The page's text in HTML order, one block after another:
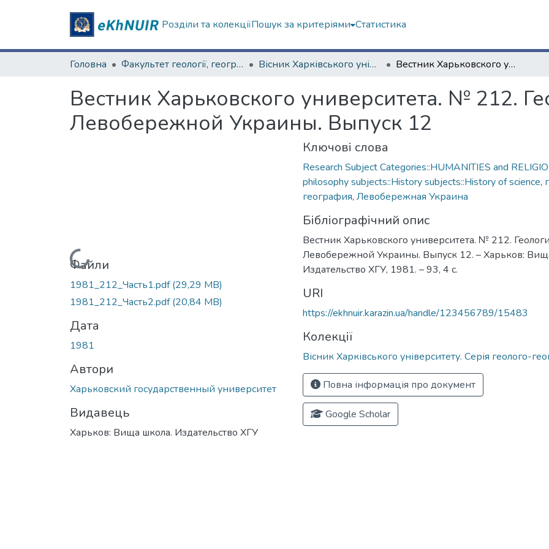
Розділи та колекціїПошук за критеріями Статистика
Головна Факультет геології, географіії, рекреації і туризму Вісник Харківського університету. Серія геолого-географічна Вестник Харьковского университета. № 212. Геология и география Левобережной Украины. Выпуск 12
Вестник Харьковского университета. № 212.
Левобережной Украины. Выпуск 12
Вантажиться...
Файли
1981_212_Часть1.pdf(29,29 MB)
1981_212_Часть2.pdf(20,84 MB)
Дата
1981
Автори
Харьковский государственный университет
Видавець
Харьков: Вища школа. Издательство ХГУ
Ключові слова
Research Subject Categories::HUMANITIES and
philosophy subjects::History subjects::History of science,
география, Левобережная Украина
Бібліографічний опис
Вестник Харьковского университета. № 212.
Левобережной Украины. Выпуск 12. – Харьков:
Издательство ХГУ, 1981. – 93, 4 с.
URI
https://ekhnuir.karazin.ua/handle/123456789/15483
Колекції
Вісник Харківського університету. Серія геолого-
Повна інформація про документ
Google Scholar